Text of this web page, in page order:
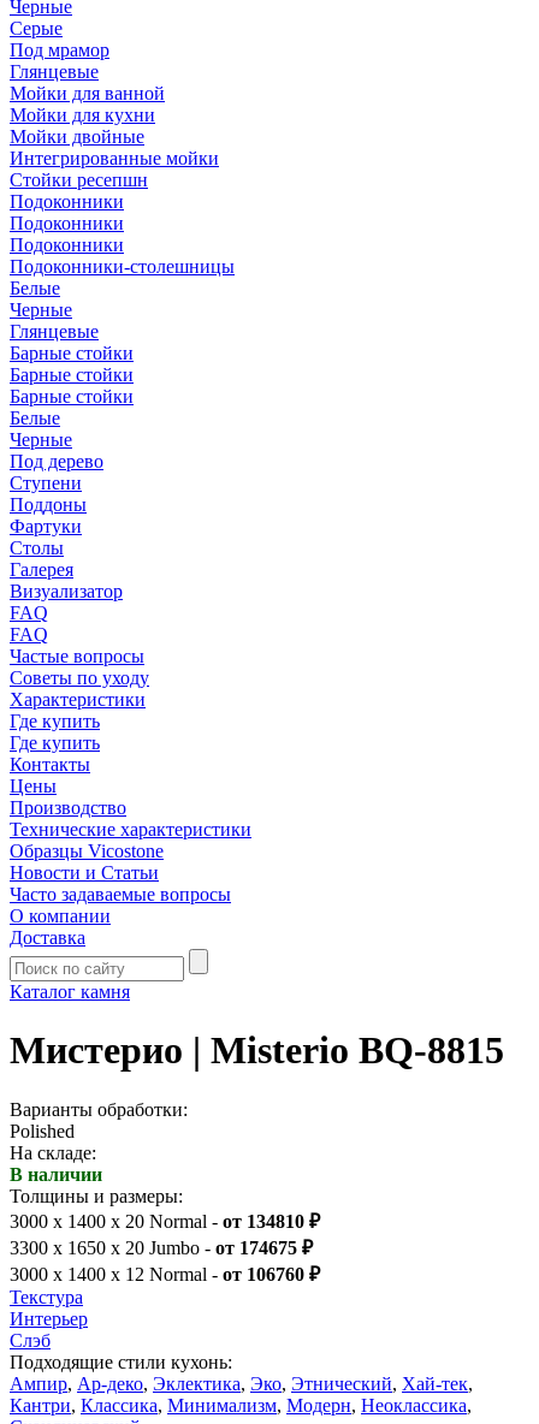
Черные
Серые
Под мрамор
Глянцевые
Мойки для ванной
Мойки для кухни
Мойки двойные
Интегрированные мойки
Стойки ресепшн
Подоконники
Подоконники
Подоконники
Подоконники-столешницы
Белые
Черные
Глянцевые
Барные стойки
Барные стойки
Барные стойки
Белые
Черные
Под дерево
Ступени
Поддоны
Фартуки
Столы
Галерея
Визуализатор
FAQ
FAQ
Частые вопросы
Советы по уходу
Характеристики
Где купить
Где купить
Контакты
Цены
Производство
Технические характеристики
Образцы Vicostone
Новости и Статьи
Часто задаваемые вопросы
О компании
Доставка
Каталог камня
Мистерио | Misterio BQ-8815
Варианты обработки:
Polished
На складе:
В наличии
Толщины и размеры:
3000 x 1400 x 20 Normal - от 134810 ₽
3300 x 1650 x 20 Jumbo - от 174675 ₽
3000 x 1400 x 12 Normal - от 106760 ₽
Текстура
Интерьер
Слэб
Подходящие стили кухонь:
Ампир, Ар-деко, Эклектика, Эко, Этнический, Хай-тек,
Кантри, Классика, Минимализм, Модерн, Неоклассика,